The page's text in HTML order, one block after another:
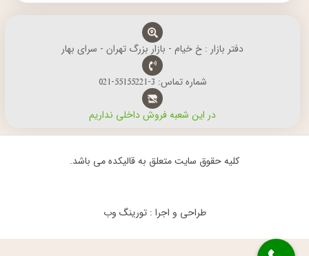
دفتر بازار : خ خیام - بازار بزرگ تهران - سرای بهار
شماره تماس: 3-55155221-021
در این شعبه فروش داخلی نداریم
کلیه حقوق سایت متعلق به قالیکده می باشد.
طراحی و اجرا : تورینگ وب